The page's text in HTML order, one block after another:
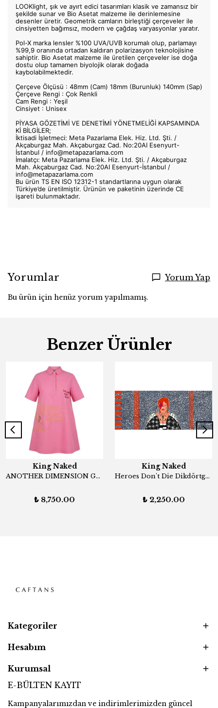
LOOKlight, şık ve ayırt edici tasarımları klasik ve zamansız bir
şekilde sunar ve Bio Asetat malzeme ile derinlemesine
desenler üretir. Geometrik camların birleştiği çerçeveler ile
cinsiyetten bağımsız, modern ve çağdaş varyasyonlar yaratır.
Pol-X marka lensler %100 UVA/UVB korumalı olup, parlamayı
%99,9 oranında ortadan kaldıran polarizasyon teknolojisine
sahiptir. Bio Asetat malzeme ile üretilen çerçeveler ise doğa
dostu olup tamamen biyolojik olarak doğada
kaybolabilmektedir.
Çerçeve Ölçüsü : 48mm (Cam) 18mm (Burunluk) 140mm (Sap)
Çerçeve Rengi : Çok Renkli
Cam Rengi : Yeşil
Cinsiyet : Unisex
PİYASA GÖZETİMİ VE DENETİMİ YÖNETMELİĞİ KAPSAMINDA
Kİ BİLGİLER;
İktisadi İşletmeci: Meta Pazarlama Elek. Hiz. Ltd. Şti. /
Akçaburgaz Mah. Akçaburgaz Cad. No:20AI Esenyurt-
İstanbul / info@metapazarlama.com
İmalatçı: Meta Pazarlama Elek. Hiz. Ltd. Şti. / Akçaburgaz
Mah. Akçaburgaz Cad. No:20AI Esenyurt-İstanbul /
info@metapazarlama.com
Bu ürün TS EN ISO 12312-1 standartlarına uygun olarak
Türkiye’de üretilmiştir. Ürünün ve paketinin üzerinde CE
işareti bulunmaktadır.
Yorumlar Yorum Yap
Bu ürün için henüz yorum yapılmamış.
Benzer Ürünler
King Naked
ANOTHER DIMENSION GÖMLEK ELBİSE
₺ 8,750.00
King Naked
Heroes Don't Die Dikdörtgen Şal
₺ 2,250.00
Kategoriler
Hesabım
Kurumsal
E-BÜLTEN KAYIT
Kampanyalarımızdan ve indirimlerimizden güncel